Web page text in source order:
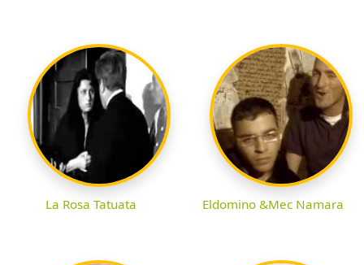
La Rosa Tatuata Eldomino &Mec Namara